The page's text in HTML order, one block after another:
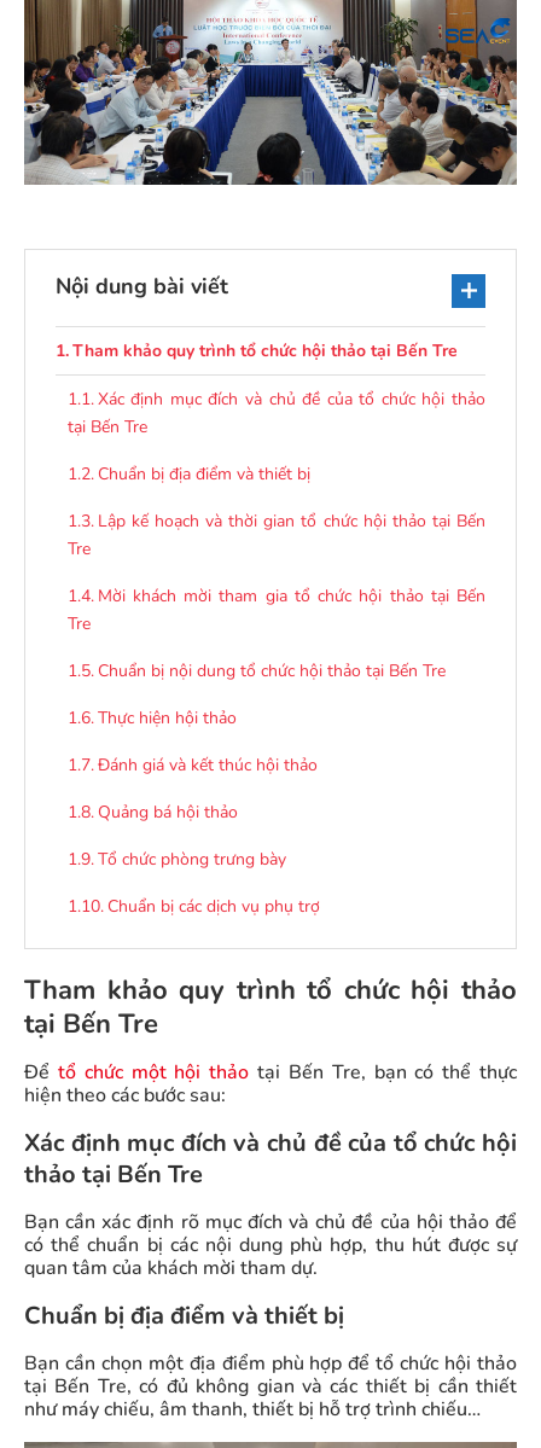
Nội dung bài viết
Tham khảo quy trình tổ chức hội thảo tại Bến Tre
Xác định mục đích và chủ đề của tổ chức hội thảo
tại Bến Tre
Chuẩn bị địa điểm và thiết bị
Lập kế hoạch và thời gian tổ chức hội thảo tại Bến
Tre
Mời khách mời tham gia tổ chức hội thảo tại Bến
Tre
Chuẩn bị nội dung tổ chức hội thảo tại Bến Tre
Thực hiện hội thảo
Đánh giá và kết thúc hội thảo
Quảng bá hội thảo
Tổ chức phòng trưng bày
Chuẩn bị các dịch vụ phụ trợ
Quản lý chi phí
Đánh giá kết quả tổ chức hội thảo tại Bến Tre
Dịch vụ tổ chức hội thảo tại Bến Tre của TopEvent
Một số dịch vụ mà TopEvent cung cấp:
Vì sao nên lựa chọn dịch vụ tổ chức hội thảo tại
Bến Tre của chúng tôi?
Tham khảo quy trình tổ chức hội thảo
tại Bến Tre
Để tổ chức một hội thảo tại Bến Tre, bạn có thể thực
hiện theo các bước sau:
Xác định mục đích và chủ đề của tổ chức hội
thảo tại Bến Tre
Bạn cần xác định rõ mục đích và chủ đề của hội thảo để
có thể chuẩn bị các nội dung phù hợp, thu hút được sự
quan tâm của khách mời tham dự.
Chuẩn bị địa điểm và thiết bị
Bạn cần chọn một địa điểm phù hợp để tổ chức hội thảo
tại Bến Tre, có đủ không gian và các thiết bị cần thiết
như máy chiếu, âm thanh, thiết bị hỗ trợ trình chiếu…